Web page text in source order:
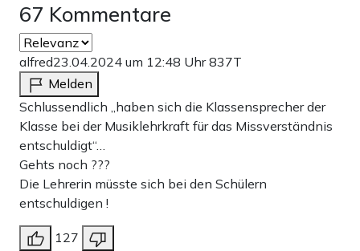
67 Kommentare
alfred23.04.2024 um 12:48 Uhr837T
Melden
Schlussendlich „haben sich die Klassensprecher der
Klasse bei der Musiklehrkraft für das Missverständnis
entschuldigt“…
Gehts noch ???
Die Lehrerin müsste sich bei den Schülern
entschuldigen !
127